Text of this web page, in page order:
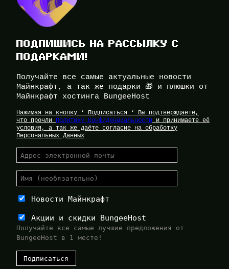
ПОДПИШИСЬ НА РАССЫЛКУ С
ПОДАРКАМИ!
Получайте все самые актуальные новости
Майнкрафт, а так же подарки 🎁 и плюшки от
Майнкрафт хостинга BungeeHost
Нажимая на кнопку ‘ Подписаться ‘ Вы подтверждаете,
что прочли Политику Конфиденциальности и принимаете её
условия, а так же даёте согласие на обработку
Персональных Данных
Новости Майнкрафт
Акции и скидки BungeeHost
Получайте все самые лучшие предложения от
BungeeHost в 1 месте!